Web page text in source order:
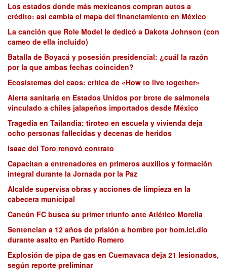
Los estados donde más mexicanos compran autos a
crédito: así cambia el mapa del financiamiento en México
La canción que Role Model le dedicó a Dakota Johnson (con
cameo de ella incluido)
Batalla de Boyacá y posesión presidencial: ¿cuál la razón
por la que ambas fechas coinciden?
Ecosistemas del caos: crítica de «How to live together»
Alerta sanitaria en Estados Unidos por brote de salmonela
vinculado a chiles jalapeños importados desde México
Tragedia en Tailandia: tiroteo en escuela y vivienda deja
ocho personas fallecidas y decenas de heridos
Isaac del Toro renovó contrato
Capacitan a entrenadores en primeros auxilios y formación
integral durante la Jornada por la Paz
Alcalde supervisa obras y acciones de limpieza en la
cabecera municipal
Cancún FC busca su primer triunfo ante Atlético Morelia
Sentencian a 12 años de prisión a hombre por hom.ici.dio
durante asalto en Partido Romero
Explosión de pipa de gas en Cuernavaca deja 21 lesionados,
según reporte preliminar